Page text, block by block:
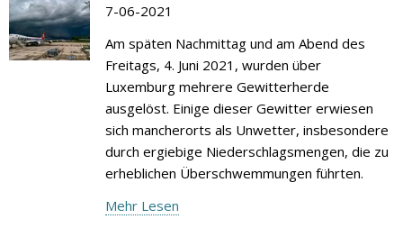
7-06-2021
Am späten Nachmittag und am Abend des
Freitags, 4. Juni 2021, wurden über
Luxemburg mehrere Gewitterherde
ausgelöst. Einige dieser Gewitter erwiesen
sich mancherorts als Unwetter, insbesondere
durch ergiebige Niederschlagsmengen, die zu
erheblichen Überschwemmungen führten.
Mehr Lesen